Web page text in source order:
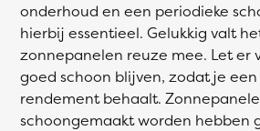
onderhoud en een periodieke
hierbij essentieel. Gelukkig valt
zonnepanelen reuze mee. Let er
goed schoon blijven, zodat je
rendement behaalt.
schoongemaakt worden hebben